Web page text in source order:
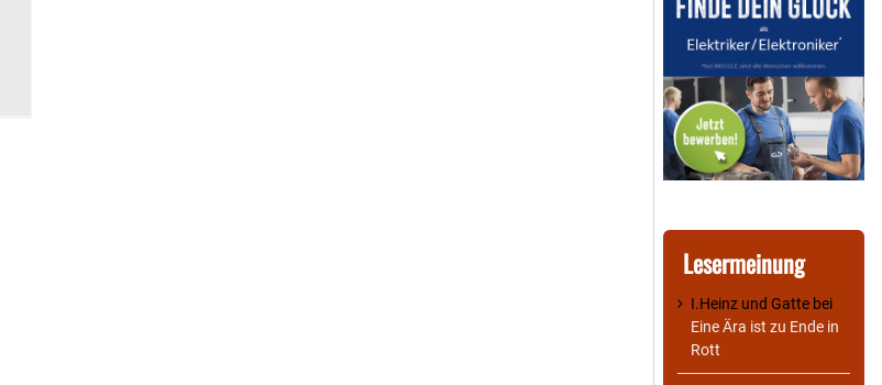
Lesermeinung
I.Heinz und Gatte bei
Eine Ära ist zu Ende in
Rott